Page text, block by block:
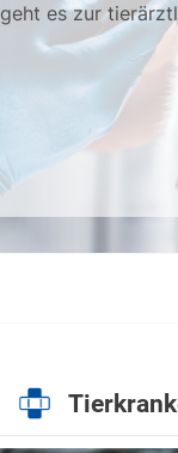
geht es zur